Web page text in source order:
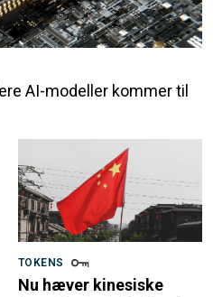
AI-modeller kommer til
TOKENS
Nu hæver kinesiske